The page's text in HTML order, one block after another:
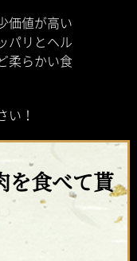
価値が高い
パリとヘル
柔らかい食
い！
を食べて貰